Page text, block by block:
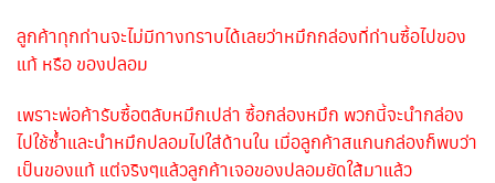
ลูกค้าทุกท่านจะไม่มีทางทราบได้เลยว่าหมึกกล่องที่ท่านซื้อไปของ
แท้ หรือ ของปลอม
เพราะพ่อค้ารับซื้อตลับหมึกเปล่า ซื้อกล่องหมึก พวกนี้จะนำกล่อง
ไปใช้ซ้ำและนำหมึกปลอมไปใส่ด้านใน เมื่อลูกค้าสแกนกล่องก็พบว่า
เป็นของแท้ แต่จริงๆแล้วลูกค้าเจอของปลอมยัดใส้มาแล้ว